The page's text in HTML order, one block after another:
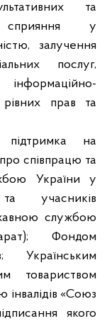
та
сприяння у
залучення
послуг,
інформаційно-
рівних прав та
на
співпрацю та
України у
учасників
службою
Фондом
Українським
товариством
інвалідів «Союз
якого